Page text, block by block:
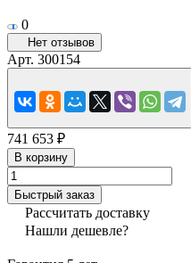
0
Нет отзывов
Арт. 300154
741 653 ₽
В корзину
Быстрый заказ
Рассчитать доставку
Нашли дешевле?